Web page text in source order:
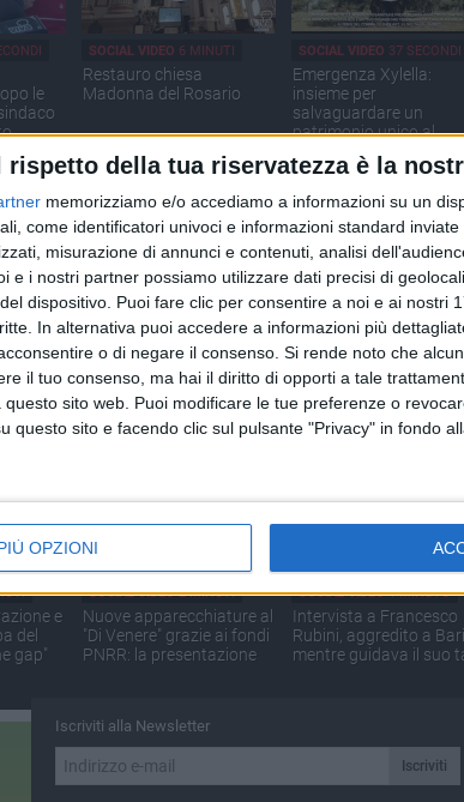
rispetto della tua riservatezza è la
memorizziamo e/o accediamo a informazioni su un
come identificatori univoci e informazioni standard
misurazione di annunci e contenuti, analisi
e i nostri partner possiamo utilizzare dati precisi di
dispositivo. Puoi fare clic per consentire a noi e ai nostri
In alternativa puoi accedere a informazioni più
o di negare il consenso. Si rende noto che
il tuo consenso, ma hai il diritto di opporti a tale
sito web. Puoi modificare le tue preferenze o
questo sito e facendo clic sul pulsante "Privacy" in fondo
OPZIONI
le
SOCIAL VIDEO 6 MINUTI
Restauro chiesa
Madonna del Rosario
SOCIAL VIDEO 37 SECONDI
Emergenza Xylella:
insieme per
salvaguardare un
patrimonio unico al
del
SOCIAL VIDEO 2 MINUTI
Francesco Cupertino,
conferenza di saluto da
rettore
SOCIAL VIDEO2 MINUTI
Bari - La presentazione
del progetto "Gli
ScacciaRischi" alla
del Levante
e
del
gap"
SOCIAL VIDEO2 MINUTI
Nuove apparecchiature al
"Di Venere" grazie ai fondi
PNRR: la presentazione
SOCIAL VIDEO1 MINUTO
Intervista a Francesco
Rubini, aggredito a Bari
mentre guidava il suo
Iscriviti alla Newsletter
Iscriviti